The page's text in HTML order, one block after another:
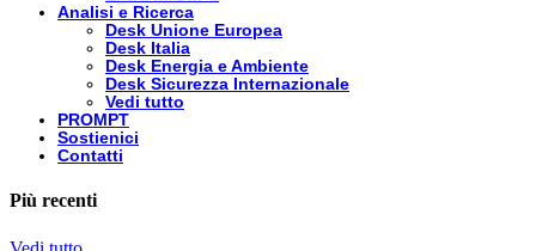
Analisi e Ricerca
Desk Unione Europea
Desk Italia
Desk Energia e Ambiente
Desk Sicurezza Internazionale
Vedi tutto
PROMPT
Sostienici
Contatti
Più recenti